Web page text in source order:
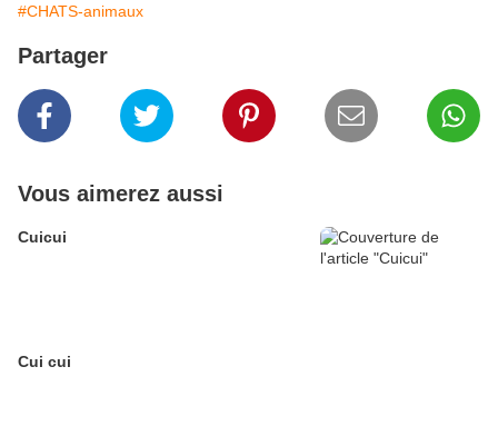
#CHATS-animaux
Partager
Vous aimerez aussi
Cuicui
Cui cui